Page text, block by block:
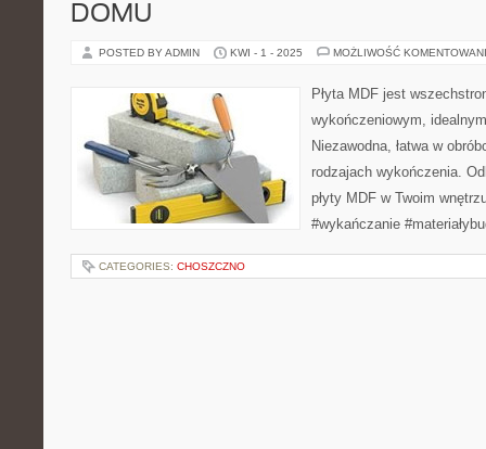
DOMU
POSTED BY ADMIN KWI - 1 - 2025 MOŻLIWOŚĆ
Płyta MDF jest
wykończeniowym,
Niezawodna, łatwa w
rodzajach wykończenia.
płyty MDF w Twoim
#wykańczanie
CATEGORIES: CHOSZCZNO